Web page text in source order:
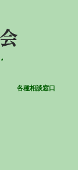
各種相談窓口